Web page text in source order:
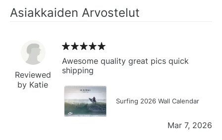
Asiakkaiden Arvostelut
Reviewed
by Katie
Awesome quality great pics quick
shipping
Surfing 2026 Wall Calendar
Mar 7, 2026